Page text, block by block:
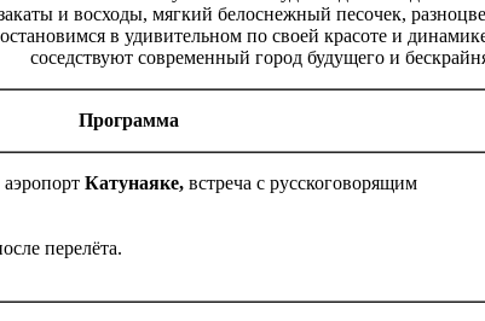
и восходы, мягкий белоснежный песочек,
в удивительном по своей красоте и
соседствуют современный город будущего и
Программа
Катунаяке, встреча с русскоговорящим
перелёта.